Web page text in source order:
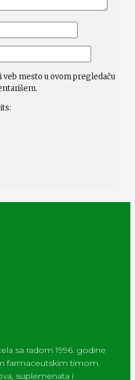
veb mesto u ovom pregledaču
sa radom 1996. godine
farmaceutskim timom.
suplemenata i